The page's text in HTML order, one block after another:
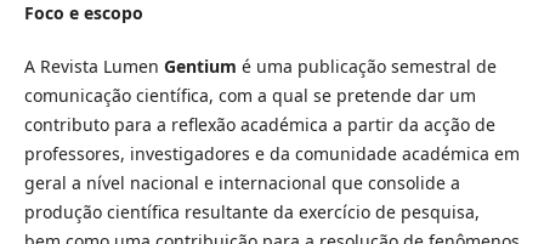
Foco e escopo
A Revista Lumen Gentium é uma publicação semestral de
comunicação científica, com a qual se pretende dar um
contributo para a reflexão académica a partir da acção de
professores, investigadores e da comunidade académica em
geral a nível nacional e internacional que consolide a
produção científica resultante da exercício de pesquisa,